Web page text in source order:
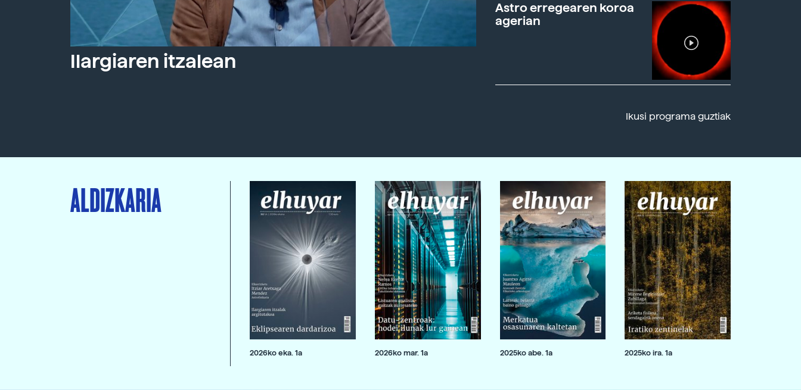
Ilargiaren itzalean
Astro erregearen koroa
agerian
Ikusi programa guztiak
ALDIZKARIA
2026ko eka. 1a 2026ko mar. 1a 2025ko abe. 1a 2025ko ira. 1a